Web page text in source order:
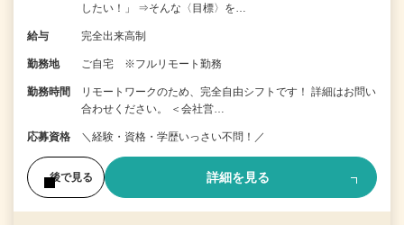
したい！」 ⇒そんな〈目標〉を…
給与 完全出来高制
勤務地 ご自宅 ※フルリモート勤務
勤務時間
リモートワークのため、完全自由シフトです！ 詳細はお問い
合わせください。 ＜会社営…
応募資格 ＼経験・資格・学歴いっさい不問！／
後で見る 詳細を見る